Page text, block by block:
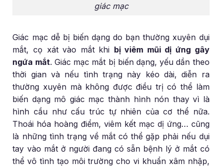
giác mạc
Giác mạc dễ bị biến dạng do bạn thường xuyên dụi
mắt, cọ xát vào mắt khi bị viêm mũi dị ứng gây
ngứa mắt. Giác mạc mắt bị biến dạng, yếu dần theo
thời gian và nếu tình trạng này kéo dài, diễn ra
thường xuyên mà không được điều trị có thể làm
biến dạng mô giác mạc thành hình nón thay vì là
hình cầu như cấu trúc tự nhiên của cơ thể nữa.
Thoái hóa hoàng điểm, viêm kết mạc dị ứng… cũng
là những tình trạng về mắt có thể gặp phải nếu dụi
tay vào mắt ở người đang có sẵn bệnh lý ở mắt có
thể vô tình tạo môi trường cho vi khuẩn xâm nhập,